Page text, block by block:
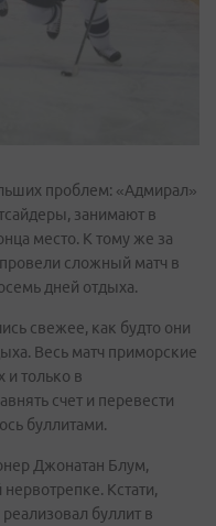
проблем: «Адмирал»
занимают в
место. К тому же за
сложный матч в
дней отдыха.
свежее, как будто они
Весь матч приморские
только в
счет и перевести
буллитами.
Джонатан Блум,
Кстати,
буллит в